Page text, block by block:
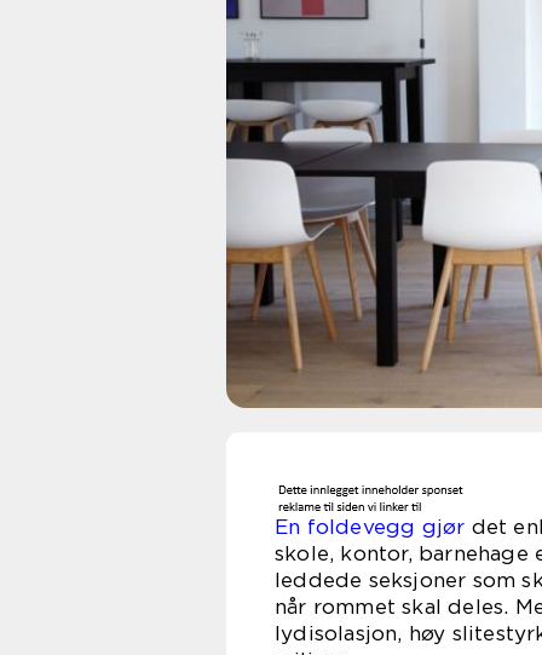
En foldevegg gjør det
skole, kontor, barnehage
leddede seksjoner som
når rommet skal deles.
lydisolasjon, høy